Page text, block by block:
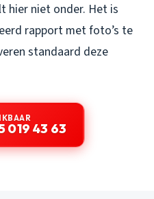
hier niet onder. Het is
rapport met foto’s te
standaard deze
019 43 63